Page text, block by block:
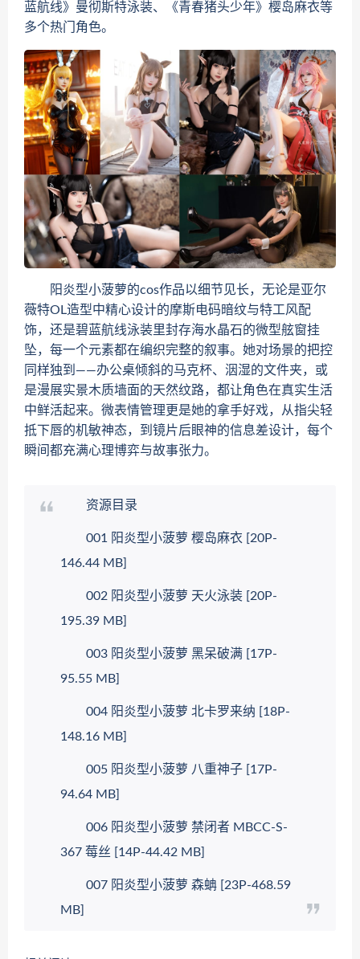
蓝航线》曼彻斯特泳装、《青春猪头少年》樱岛麻衣等
多个热门角色。
阳炎型小菠萝的cos作品以细节见长，无论是亚尔
薇特OL造型中精心设计的摩斯电码暗纹与特工风配
饰，还是碧蓝航线泳装里封存海水晶石的微型舷窗挂
坠，每一个元素都在编织完整的叙事。她对场景的把控
同样独到——办公桌倾斜的马克杯、洇湿的文件夹，或
是漫展实景木质墙面的天然纹路，都让角色在真实生活
中鲜活起来。微表情管理更是她的拿手好戏，从指尖轻
抵下唇的机敏神态，到镜片后眼神的信息差设计，每个
瞬间都充满心理博弈与故事张力。
资源目录
001 阳炎型小菠萝 樱岛麻衣 [20P-
146.44 MB]
002 阳炎型小菠萝 天火泳装 [20P-
195.39 MB]
003 阳炎型小菠萝 黑呆破满 [17P-
95.55 MB]
004 阳炎型小菠萝 北卡罗来纳 [18P-
148.16 MB]
005 阳炎型小菠萝 八重神子 [17P-
94.64 MB]
006 阳炎型小菠萝 禁闭者 MBCC-S-
367 莓丝 [14P-44.42 MB]
007 阳炎型小菠萝 森蚺 [23P-468.59
MB]